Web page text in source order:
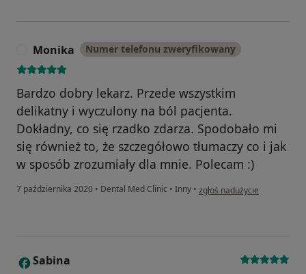
Monika Numer telefonu zweryfikowany
Bardzo dobry lekarz. Przede wszystkim
delikatny i wyczulony na ból pacjenta.
Dokładny, co się rzadko zdarza. Spodobało mi
się również to, że szczegółowo tłumaczy co i jak
w sposób zrozumiały dla mnie. Polecam :)
7 października 2020 • Dental Med Clinic • Inny • w opinii użytkownika Monika
zgłoś nadużycie
S Sabina